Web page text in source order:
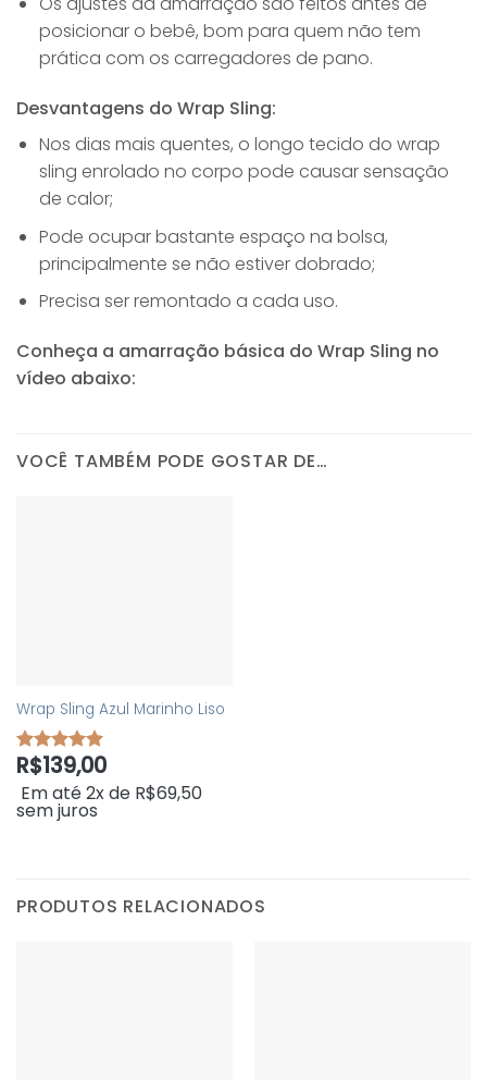
posicionar o bebê, bom para quem não tem
prática com os carregadores de pano.
Desvantagens do Wrap Sling:
Nos dias mais quentes, o longo tecido do wrap
sling enrolado no corpo pode causar sensação
de calor;
Pode ocupar bastante espaço na bolsa,
principalmente se não estiver dobrado;
Precisa ser remontado a cada uso.
Conheça a amarração básica do Wrap Sling no
vídeo abaixo:
VOCÊ TAMBÉM PODE GOSTAR DE…
Wrap Sling Azul Marinho Liso
Avaliação5
de 5
R$139,00
Em até 2x de R$69,50
sem juros
PRODUTOS RELACIONADOS